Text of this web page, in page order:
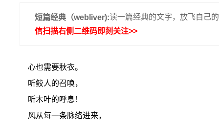
短篇经典（webliver):读一篇经典的文字，放飞自己
信扫描右侧二维码即刻关注>>
心也需要秋衣。
听鲛人的召唤，
听木叶的呼息！
风从每一条脉络进来，